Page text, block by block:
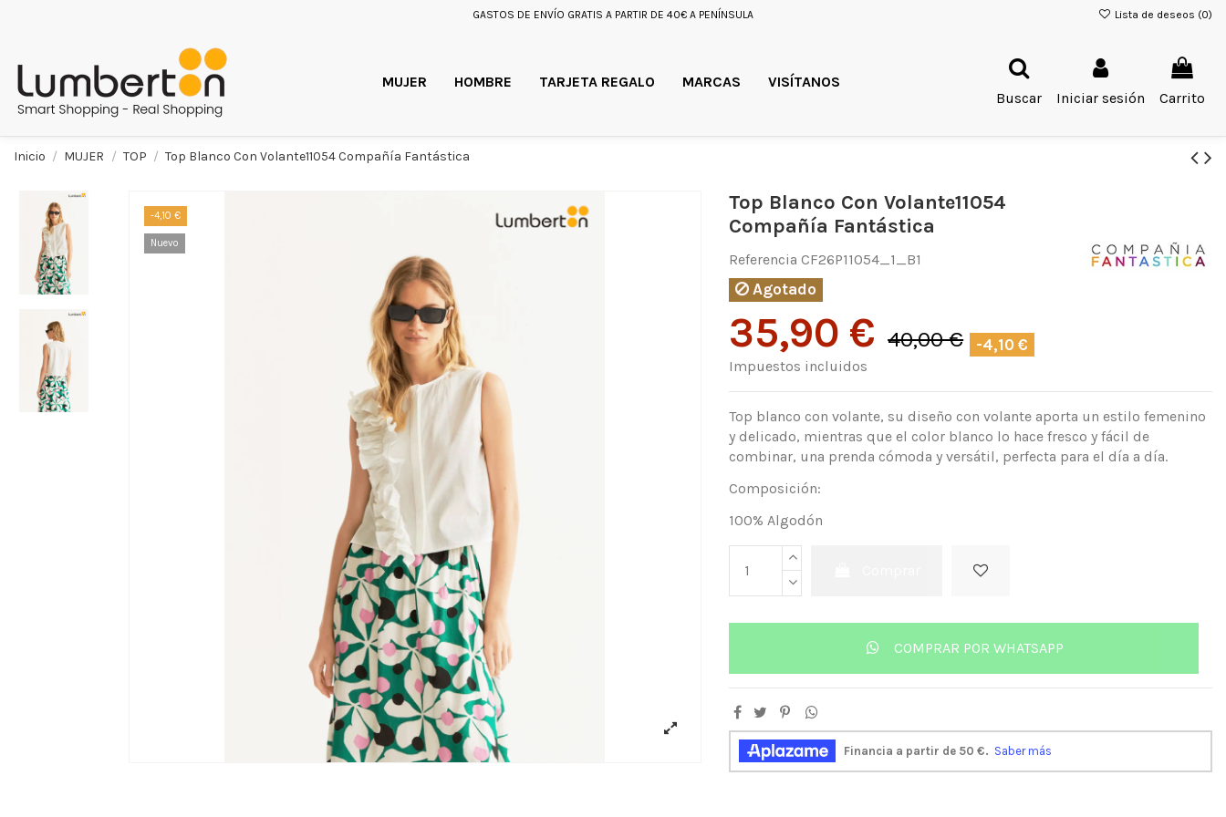
GASTOS DE ENVÍO GRATIS A PARTIR DE 40€ A PENÍNSULA Lista de deseos (0)
MUJER HOMBRE TARJETA REGALO MARCAS
VISÍTANOS
Buscar
Iniciar sesión Carrito
Inicio MUJER TOP Top Blanco Con Volante11054 Compañía Fantástica
-4,10 €
Nuevo
Top Blanco Con Volante11054
Compañía Fantástica
Referencia CF26P11054_1_B1
Agotado
35,90 € 40,00 € -4,10 €
Impuestos incluidos
Top blanco con volante, su diseño con volante aporta un estilo femenino
y delicado, mientras que el color blanco lo hace fresco y fácil de
combinar, una prenda cómoda y versátil, perfecta para el día a día.
Composición:
100% Algodón
COMPRAR POR WHATSAPP